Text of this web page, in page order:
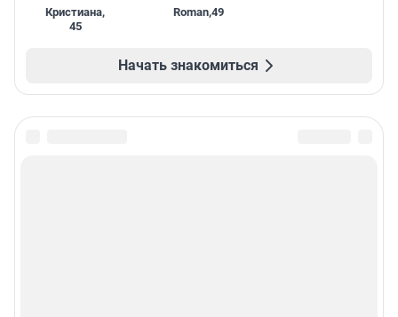
Кристиана,
45
Roman,49
Начать знакомиться